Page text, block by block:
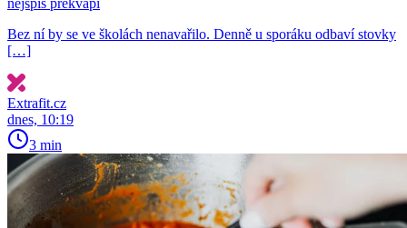
nejspíš překvapí
Bez ní by se ve školách nenavařilo. Denně u sporáku odbaví stovky
[…]
Extrafit.cz
dnes, 10:19
3 min